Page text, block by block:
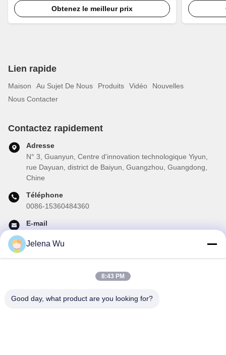
Obtenez le meilleur prix
Lien rapide
Maison Au Sujet De Nous Produits Vidéo
Nouvelles
Nous Contacter
Contactez rapidement
Adresse
N° 3, Guanyun, Centre d'innovation technologique Yiyun,
rue Dayuan, district de Baiyun, Guangzhou, Guangdong,
Chine
Téléphone
0086-15360484360
E-mail
Abonnez-vous à notre newsletter pour des réductions et plus
Jelena Wu
8:43 PM
Good day, what product are you looking for?